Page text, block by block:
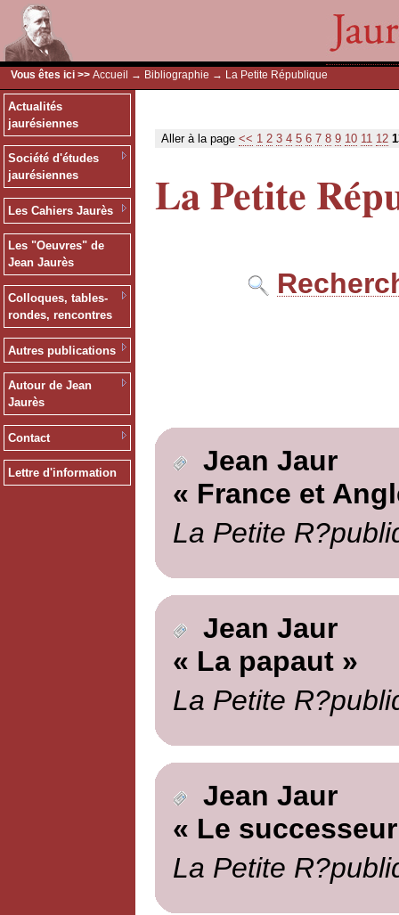
Vous êtes ici >> Accueil → Bibliographie → La Petite République
Actualités
jaurésiennes
Société d'études
jaurésiennes
Les Cahiers Jaurès
Les "Oeuvres" de
Jean Jaurès
Colloques, tables-
rondes, rencontres
Autres publications
Autour de Jean
Jaurès
Contact
Lettre d'information
Aller à la page << 1 2 3 4 5 6 7 8 9 10 11 12
La Petite
Jean Jaur
« France et
La Petite
Jean Jaur
« La papaut »
La Petite
Jean Jaur
« Le
La Petite